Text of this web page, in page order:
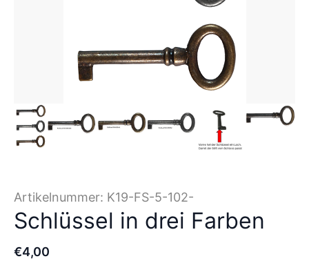
Artikelnummer: K19-FS-5-102-
Schlüssel in drei Farben
€4,00